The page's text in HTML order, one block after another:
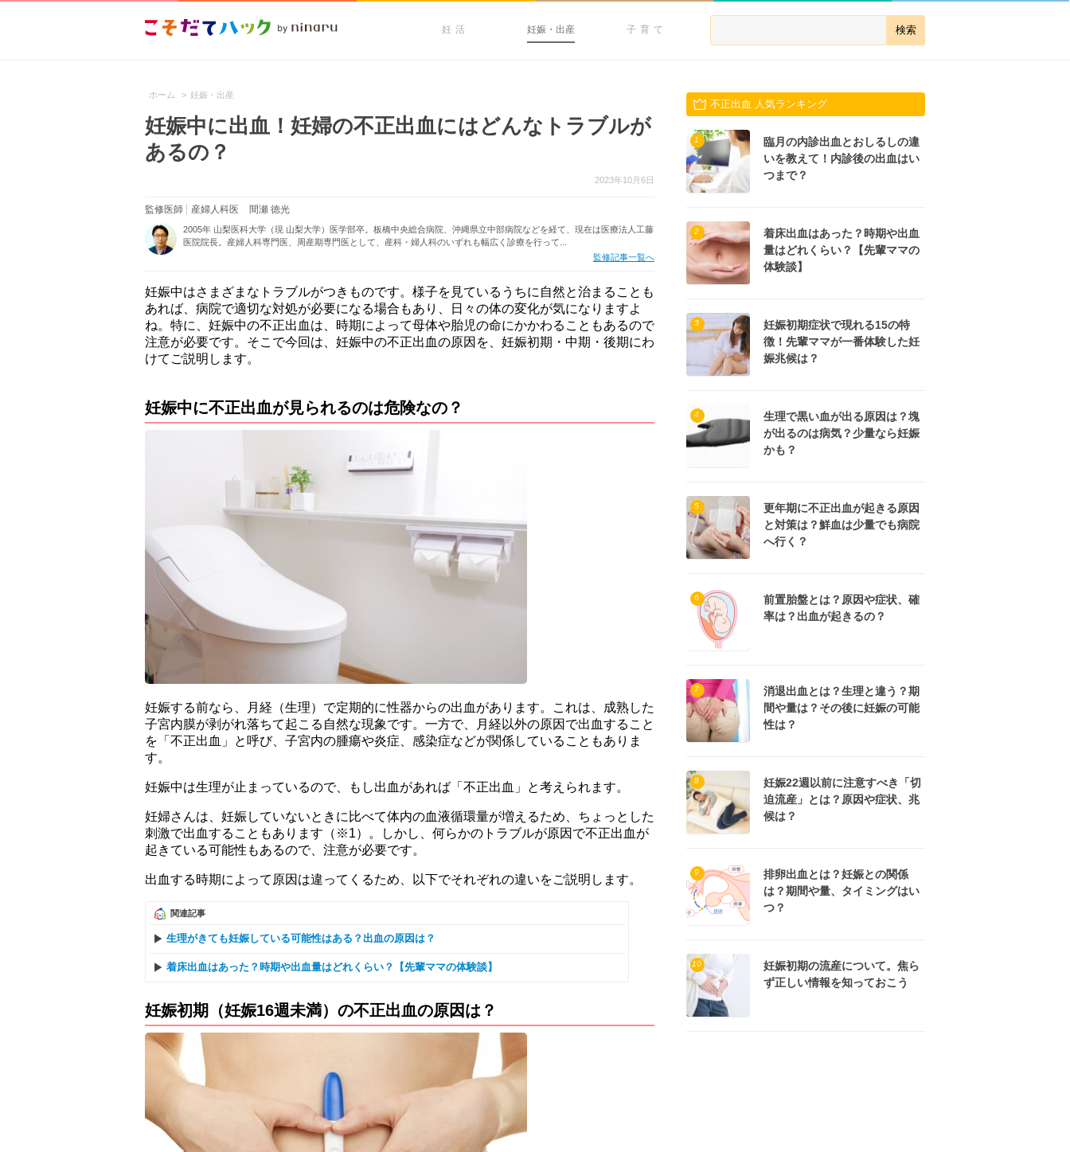
妊活 妊娠・出産 子育て
ホーム > 妊娠・出産
妊娠中に出血！妊婦の不正出血にはどんなトラブルが
あるの？
2023年10月6日
監修医師 産婦人科医 間瀬 徳光
2005年 山梨医科大学（現 山梨大学）医学部卒。板橋中央総合病院、沖縄県立中部病院などを経て、現在は医療法人工藤
医院院長。産婦人科専門医、周産期専門医として、産科・婦人科のいずれも幅広く診療を行って...
監修記事一覧へ
妊娠中はさまざまなトラブルがつきものです。様子を見ているうちに自然と治まることも
あれば、病院で適切な対処が必要になる場合もあり、日々の体の変化が気になりますよ
ね。特に、妊娠中の不正出血は、時期によって母体や胎児の命にかかわることもあるので
注意が必要です。そこで今回は、妊娠中の不正出血の原因を、妊娠初期・中期・後期にわ
けてご説明します。
妊娠中に不正出血が見られるのは危険なの？
妊娠する前なら、月経（生理）で定期的に性器からの出血があります。これは、成熟した
子宮内膜が剥がれ落ちて起こる自然な現象です。一方で、月経以外の原因で出血すること
を「不正出血」と呼び、子宮内の腫瘍や炎症、感染症などが関係していることもありま
す。
妊娠中は生理が止まっているので、もし出血があれば「不正出血」と考えられます。
妊婦さんは、妊娠していないときに比べて体内の血液循環量が増えるため、ちょっとした
刺激で出血することもあります（※1）。しかし、何らかのトラブルが原因で不正出血が
起きている可能性もあるので、注意が必要です。
出血する時期によって原因は違ってくるため、以下でそれぞれの違いをご説明します。
関連記事
生理がきても妊娠している可能性はある？出血の原因は？
着床出血はあった？時期や出血量はどれくらい？【先輩ママの体験談】
妊娠初期（妊娠16週未満）の不正出血の原因は？
不正出血 人気ランキング
1
臨月の内診出血とおしるしの違
いを教えて！内診後の出血はい
つまで？
2
着床出血はあった？時期や出血
量はどれくらい？【先輩ママの
体験談】
3
妊娠初期症状で現れる15の特
徴！先輩ママが一番体験した妊
娠兆候は？
4
生理で黒い血が出る原因は？塊
が出るのは病気？少量なら妊娠
かも？
5
更年期に不正出血が起きる原因
と対策は？鮮血は少量でも病院
へ行く？
6
前置胎盤とは？原因や症状、確
率は？出血が起きるの？
7
消退出血とは？生理と違う？期
間や量は？その後に妊娠の可能
性は？
8
妊娠22週以前に注意すべき「切
迫流産」とは？原因や症状、兆
候は？
9
排卵出血とは？妊娠との関係
は？期間や量、タイミングはい
つ？
10
妊娠初期の流産について。焦ら
ず正しい情報を知っておこう